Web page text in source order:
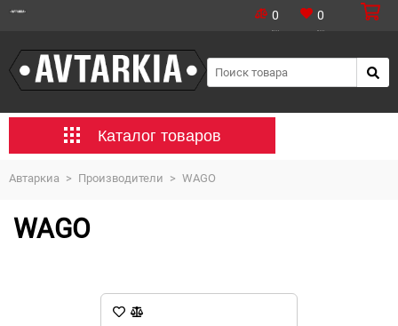
0 0
Каталог товаров
Автаркиа > Производители > WAGO
WAGO